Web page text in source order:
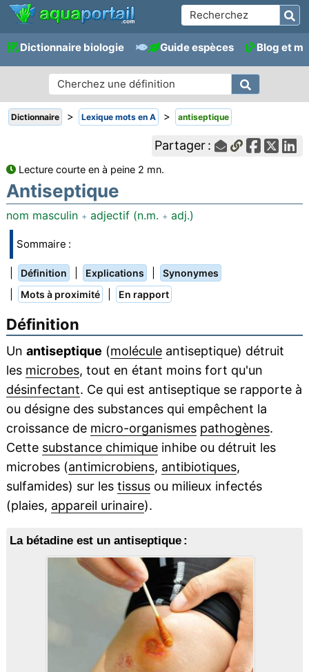
Dictionnaire biologie Guide espèces Blog et
Dictionnaire > Lexique mots en A > antiseptique
Partager :
Lecture courte en à peine 2 mn.
Antiseptique
nom masculin +adjectif (n.m. +adj.)
Sommaire :
Définition Explications Synonymes
Mots à proximité En rapport
Définition
Un antiseptique (moléculeantiseptique) détruit
les microbes, tout en étant moins fort qu'un
désinfectant. Ce qui est antiseptique se rapporte à
ou désigne des substances qui empêchent la
croissance de micro-organismes pathogènes.
Cette substance chimiqueinhibe ou détruit les
microbes (antimicrobiens, antibiotiques,
sulfamides) sur les tissusou milieux infectés
(plaies, appareil urinaire).
La bétadine est un antiseptique :